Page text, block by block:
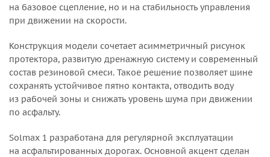
на базовое сцепление, но и на стабильность управления
при движении на скорости.
Конструкция модели сочетает асимметричный рисунок
протектора, развитую дренажную систему и современный
состав резиновой смеси. Такое решение позволяет шине
сохранять устойчивое пятно контакта, отводить воду
из рабочей зоны и снижать уровень шума при движении
по асфальту.
Solmax 1 разработана для регулярной эксплуатации
на асфальтированных дорогах. Основной акцент сделан